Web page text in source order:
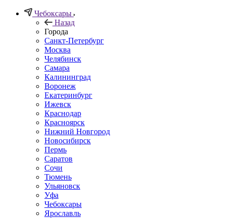
Чебоксары
Назад
Города
Санкт-Петербург
Москва
Челябинск
Самара
Калининград
Воронеж
Екатеринбург
Ижевск
Краснодар
Красноярск
Нижний Новгород
Новосибирск
Пермь
Саратов
Сочи
Тюмень
Ульяновск
Уфа
Чебоксары
Ярославль